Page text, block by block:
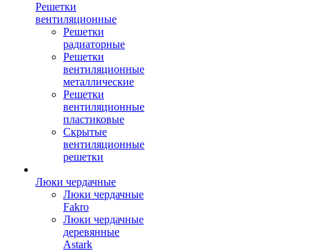
Решетки
вентиляционные
Решетки
радиаторные
Решетки
вентиляционные
металлические
Решетки
вентиляционные
пластиковые
Скрытые
вентиляционные
решетки
Люки чердачные
Люки чердачные
Fakro
Люки чердачные
деревянные
Astark